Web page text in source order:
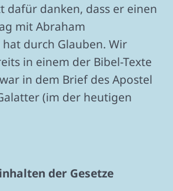
dafür danken, dass er einen
mit Abraham
durch Glauben. Wir
in einem der Bibel-Texte
in dem Brief des Apostel
(im der heutigen
der Gesetze